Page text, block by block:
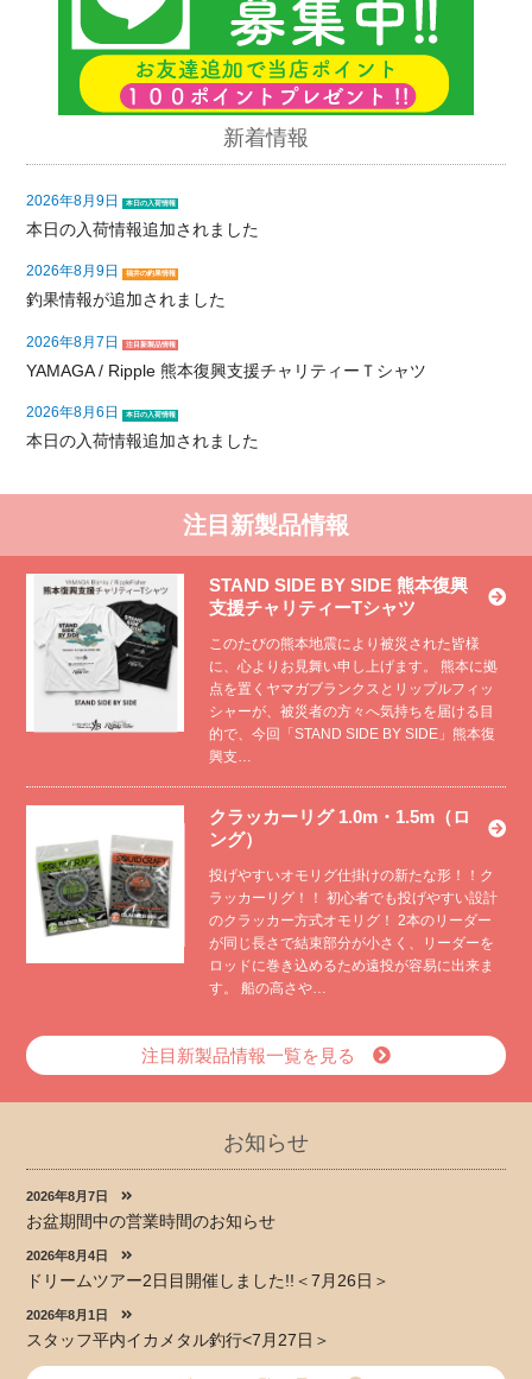
新着情報
2026年8月9日 本日の入荷情報
本日の入荷情報追加されました
2026年8月9日 福井の釣果情報
釣果情報が追加されました
2026年8月7日 注目新製品情報
YAMAGA / Ripple 熊本復興支援チャリティーＴシャツ
2026年8月6日 本日の入荷情報
本日の入荷情報追加されました
注目新製品情報
STAND SIDE BY SIDE 熊本復興
支援チャリティーTシャツ
このたびの熊本地震により被災された皆様
に、心よりお見舞い申し上げます。 熊本に拠
点を置くヤマガブランクスとリップルフィッ
シャーが、被災者の方々へ気持ちを届ける目
的で、今回「STAND SIDE BY SIDE」熊本復
興支…
クラッカーリグ 1.0m・1.5m（ロ
ング）
投げやすいオモリグ仕掛けの新たな形！！ク
ラッカーリグ！！ 初心者でも投げやすい設計
のクラッカー方式オモリグ！ 2本のリーダー
が同じ長さで結束部分が小さく、リーダーを
ロッドに巻き込めるため遠投が容易に出来ま
す。 船の高さや…
注目新製品情報一覧を見る
お知らせ
2026年8月7日
お盆期間中の営業時間のお知らせ
2026年8月4日
ドリームツアー2日目開催しました!!＜7月26日＞
2026年8月1日
スタッフ平内イカメタル釣行<7月27日＞